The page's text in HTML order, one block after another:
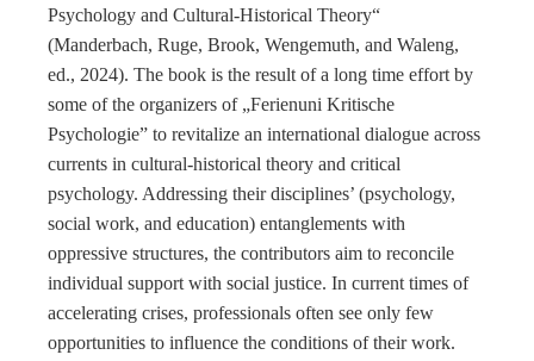
Psychology and Cultural-Historical Theory“
(Manderbach, Ruge, Brook, Wengemuth, and Waleng,
ed., 2024). The book is the result of a long time effort by
some of the organizers of „Ferienuni Kritische
Psychologie” to revitalize an international dialogue across
currents in cultural-historical theory and critical
psychology. Addressing their disciplines’ (psychology,
social work, and education) entanglements with
oppressive structures, the contributors aim to reconcile
individual support with social justice. In current times of
accelerating crises, professionals often see only few
opportunities to influence the conditions of their work.